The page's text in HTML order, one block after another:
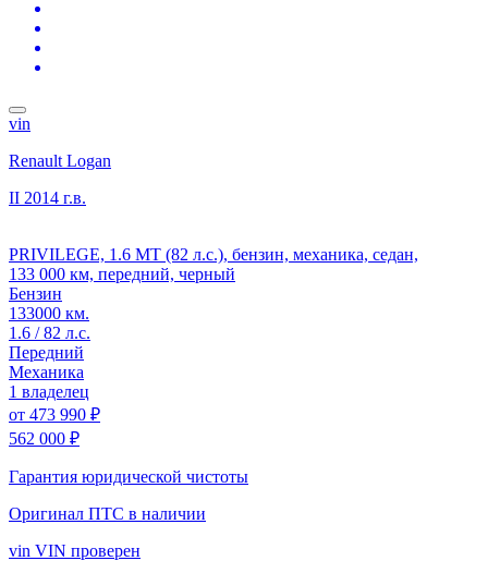
vin
Renault Logan
II 2014 г.в.
PRIVILEGE, 1.6 MT (82 л.с.), бензин, механика, седан,
133 000 км, передний, черный
Бензин
133000 км.
1.6 / 82 л.с.
Передний
Механика
1 владелец
от 473 990 ₽
562 000 ₽
Гарантия юридической чистоты
Оригинал ПТС в наличии
vin VIN проверен